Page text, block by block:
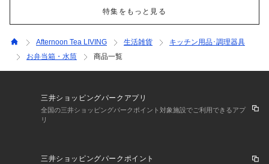
特集をもっと見る
Afternoon Tea LIVING 生活雑貨
キッチン用品･調理器具
お弁当箱・水筒
商品一覧
三井ショッピングパークアプリ
全国の三井ショッピングパークポイント対象施設でご利用できるアプ
リ
三井ショッピングパークポイント